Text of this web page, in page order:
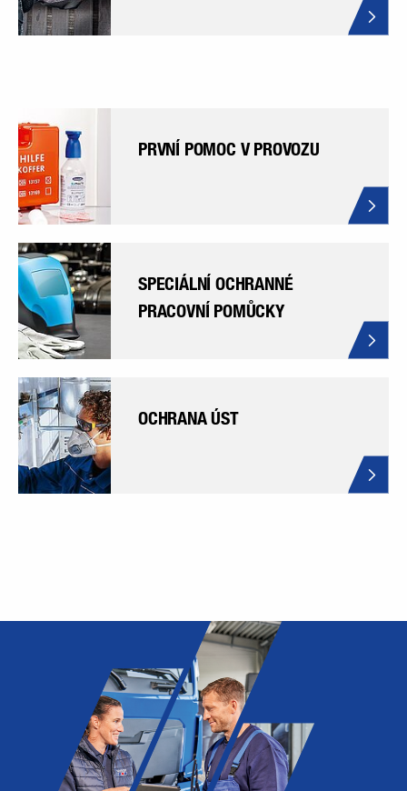
PRVNÍ POMOC V PROVOZU
SPECIÁLNÍ OCHRANNÉ
PRACOVNÍ POMŮCKY
OCHRANA ÚST